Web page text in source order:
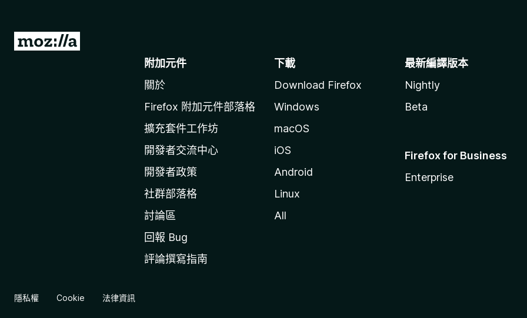
前
附加元件
關於
Firefox 附加元件部落格
擴充套件工作坊
開發者交流中心
開發者政策
社群部落格
討論區
回報 Bug
評論撰寫指南
下載
Download Firefox
Windows
macOS
iOS
Android
Linux
All
最新編譯版本
Nightly
Beta
Firefox for Business
Enterprise
隱私權 Cookie 法律資訊